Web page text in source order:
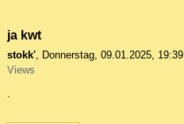
ja kwt
stokk', Donnerstag, 09.01.2025, 19:39
Views
.